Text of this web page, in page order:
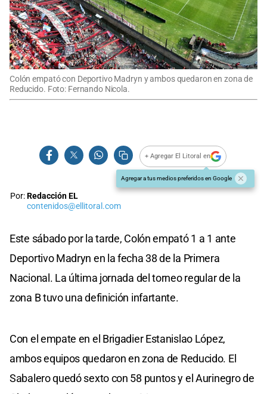
Colón empató con Deportivo Madryn y ambos quedaron en zona de
Reducido. Foto: Fernando Nicola.
+ Agregar El Litoral en
Agregar a tus medios preferidos en Google
Por:Redacción EL
contenidos@ellitoral.com
Este sábado por la tarde, Colón empató 1 a 1 ante
Deportivo Madryn en la fecha 38 de la Primera
Nacional. La última jornada del torneo regular de la
zona B tuvo una definición infartante.
Con el empate en el Brigadier Estanislao López,
ambos equipos quedaron en zona de Reducido. El
Sabalero quedó sexto con 58 puntos y el Aurinegro de